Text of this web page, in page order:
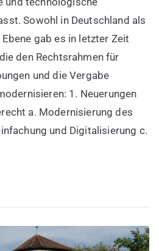
Sowohl in Deutschland als
gab es in letzter Zeit
den Rechtsrahmen für
und die Vergabe
1. Neuerungen
a. Modernisierung des
und Digitalisierung c.